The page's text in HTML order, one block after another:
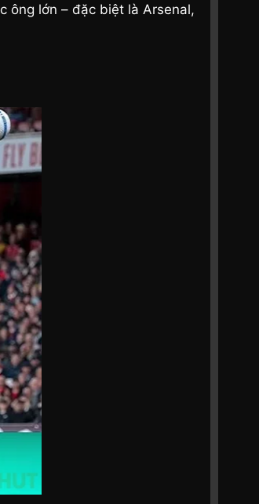
ông lớn – đặc biệt là Arsenal,